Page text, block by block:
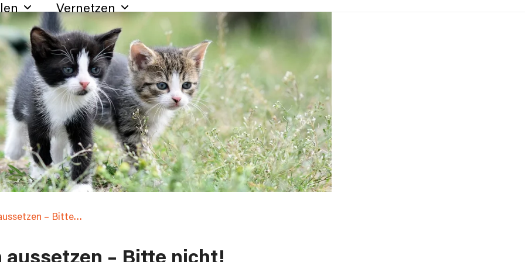
Vernetzen
– Bitte…
aussetzen – Bitte nicht!